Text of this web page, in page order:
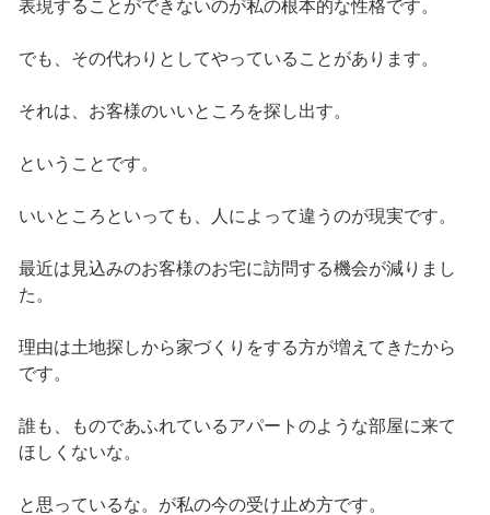
表現することができないのが私の根本的な性格です。
でも、その代わりとしてやっていることがあります。
それは、お客様のいいところを探し出す。
ということです。
いいところといっても、人によって違うのが現実です。
最近は見込みのお客様のお宅に訪問する機会が減りまし
た。
理由は土地探しから家づくりをする方が増えてきたから
です。
誰も、ものであふれているアパートのような部屋に来て
ほしくないな。
と思っているな。が私の今の受け止め方です。